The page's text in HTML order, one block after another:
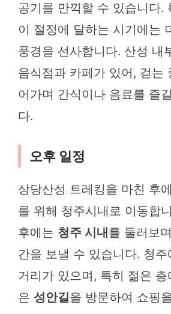
공기를 만끽할 수 있습니다.
이 절정에 달하는 시기에는
풍경을 선사합니다. 산성 내
음식점과 카페가 있어, 걷는
어가며 간식이나 음료를 즐
다.
오후 일정
상당산성 트레킹을 마친 후
를 위해 청주시내로 이동합
후에는 청주 시내를 둘러보
간을 보낼 수 있습니다. 청
거리가 있으며, 특히 젊은
은 성안길을 방문하여 쇼핑